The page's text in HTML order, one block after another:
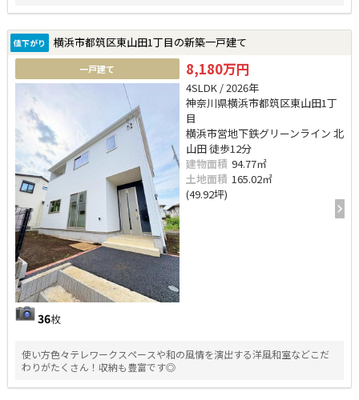
値下がり 横浜市都筑区東山田1丁目の新築一戸建て
一戸建て
36枚
8,180万円
4SLDK / 2026年
神奈川県横浜市都筑区東山田1丁
目
横浜市営地下鉄グリーンライン 北
山田 徒歩12分
建物面積 94.77㎡
土地面積 165.02㎡
(49.92坪)
使い方色々テレワークスペースや和の風情を演出する洋風和室などこだ
わりがたくさん！収納も豊富です◎